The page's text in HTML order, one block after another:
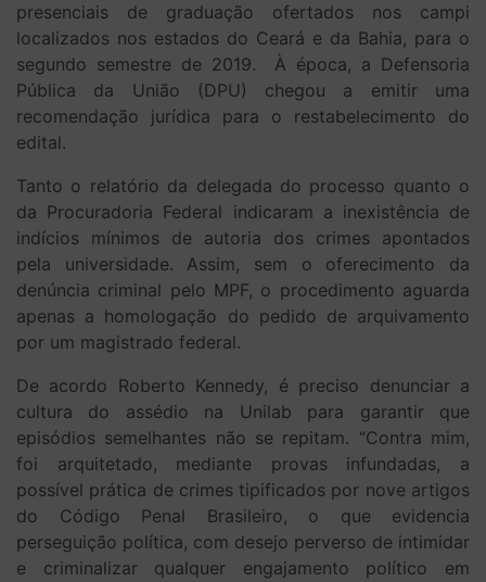
presenciais de graduação ofertados nos campi
localizados nos estados do Ceará e da Bahia, para o
segundo semestre de 2019. À época, a Defensoria
Pública da União (DPU) chegou a emitir uma
recomendação jurídica para o restabelecimento do
edital.
Tanto o relatório da delegada do processo quanto o
da Procuradoria Federal indicaram a inexistência de
indícios mínimos de autoria dos crimes apontados
pela universidade. Assim, sem o oferecimento da
denúncia criminal pelo MPF, o procedimento aguarda
apenas a homologação do pedido de arquivamento
por um magistrado federal.
De acordo Roberto Kennedy, é preciso denunciar a
cultura do assédio na Unilab para garantir que
episódios semelhantes não se repitam. “Contra mim,
foi arquitetado, mediante provas infundadas, a
possível prática de crimes tipificados por nove artigos
do Código Penal Brasileiro, o que evidencia
perseguição política, com desejo perverso de intimidar
e criminalizar qualquer engajamento político em